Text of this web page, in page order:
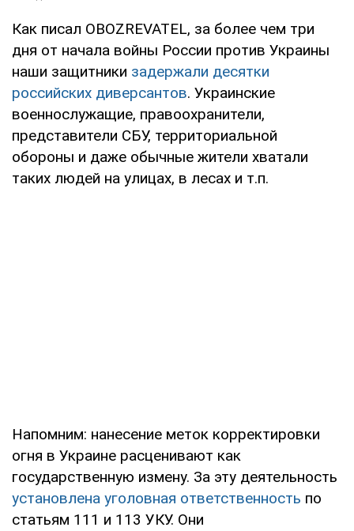
Как писал OBOZREVATEL, за более чем три
дня от начала войны России против Украины
наши защитники задержали десятки
российских диверсантов. Украинские
военнослужащие, правоохранители,
представители СБУ, территориальной
обороны и даже обычные жители хватали
таких людей на улицах, в лесах и т.п.
Напомним: нанесение меток корректировки
огня в Украине расценивают как
государственную измену. За эту деятельность
установлена уголовная ответственность по
статьям 111 и 113 УКУ. Они